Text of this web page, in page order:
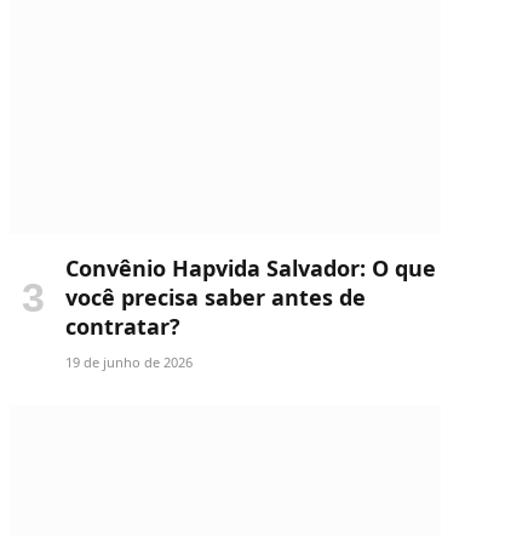
Convênio Hapvida Salvador: O que
você precisa saber antes de
contratar?
19 de junho de 2026